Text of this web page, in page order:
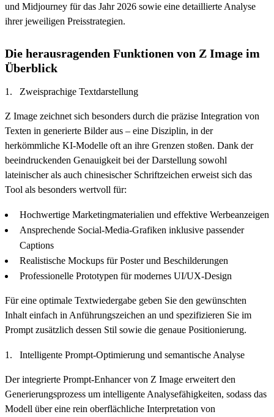
und Midjourney für das Jahr 2026 sowie eine detaillierte Analyse
ihrer jeweiligen Preisstrategien.
Die herausragenden Funktionen von Z Image im
Überblick
Zweisprachige Textdarstellung
Z Image zeichnet sich besonders durch die präzise Integration von
Texten in generierte Bilder aus – eine Disziplin, in der
herkömmliche KI-Modelle oft an ihre Grenzen stoßen. Dank der
beeindruckenden Genauigkeit bei der Darstellung sowohl
lateinischer als auch chinesischer Schriftzeichen erweist sich das
Tool als besonders wertvoll für:
Hochwertige Marketingmaterialien und effektive Werbeanzeigen
Ansprechende Social-Media-Grafiken inklusive passender
Captions
Realistische Mockups für Poster und Beschilderungen
Professionelle Prototypen für modernes UI/UX-Design
Für eine optimale Textwiedergabe geben Sie den gewünschten
Inhalt einfach in Anführungszeichen an und spezifizieren Sie im
Prompt zusätzlich dessen Stil sowie die genaue Positionierung.
Intelligente Prompt-Optimierung und semantische Analyse
Der integrierte Prompt-Enhancer von Z Image erweitert den
Generierungsprozess um intelligente Analysefähigkeiten, sodass das
Modell über eine rein oberflächliche Interpretation von